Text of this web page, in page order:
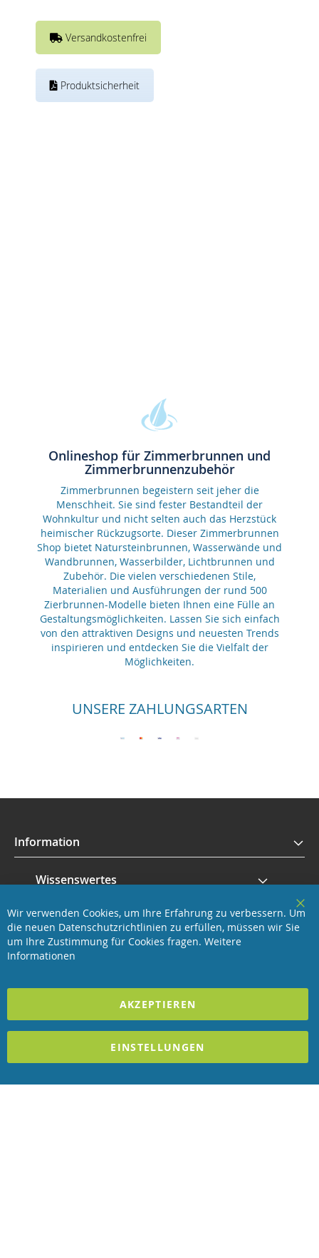
Versandkostenfrei
Produktsicherheit
Onlineshop für Zimmerbrunnen und
Zimmerbrunnenzubehör
Zimmerbrunnen begeistern seit jeher die
Menschheit. Sie sind fester Bestandteil der
Wohnkultur und nicht selten auch das Herzstück
heimischer Rückzugsorte. Dieser Zimmerbrunnen
Shop bietet Natursteinbrunnen, Wasserwände und
Wandbrunnen, Wasserbilder, Lichtbrunnen und
Zubehör. Die vielen verschiedenen Stile,
Materialien und Ausführungen der rund 500
Zierbrunnen-Modelle bieten Ihnen eine Fülle an
Gestaltungsmöglichkeiten. Lassen Sie sich einfach
von den attraktiven Designs und neuesten Trends
inspirieren und entdecken Sie die Vielfalt der
Möglichkeiten.
UNSERE ZAHLUNGSARTEN
Information
Wissenswertes
Service
Revisage GmbH
Wir verwenden Cookies, um Ihre Erfahrung zu verbessern. Um
die neuen Datenschutzrichtlinien zu erfüllen, müssen wir Sie
um Ihre Zustimmung für Cookies fragen. Weitere
Informationen
AKZEPTIEREN
EINSTELLUNGEN